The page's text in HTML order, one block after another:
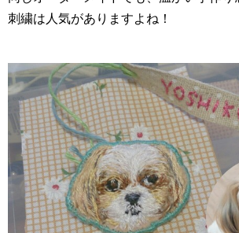
刺繍は人気がありますよね！